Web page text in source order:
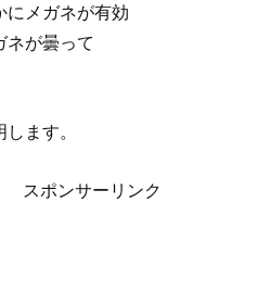
にメガネが有効
ネが曇って
ます。
スポンサーリンク